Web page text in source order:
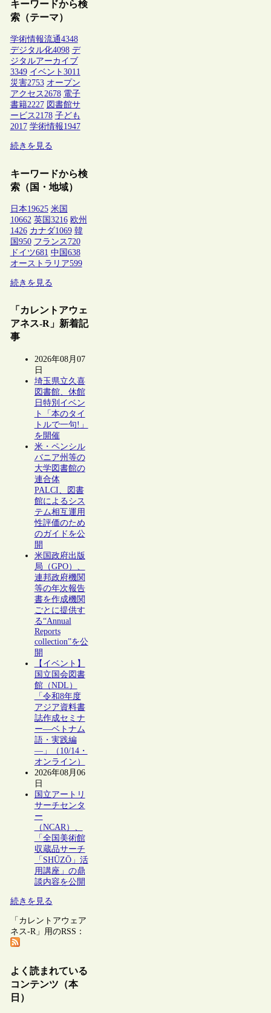
キーワードから検
索（テーマ）
学術情報流通4348
デジタル化4098 デ
ジタルアーカイブ
3349 イベント 3011
災害2753 オープン
アクセス2678 電子
書籍2227 図書館サ
ービス2178 子ども
2017 学術情報1947
続きを見る
キーワードから検
索（国・地域）
日本19625 米国
10662 英国 3216 欧州
1426 カナダ1069 韓
国 950 フランス 720
ドイツ681 中国 638
オーストラリア599
続きを見る
「カレントアウェ
アネス-R」新着記
事
2026年08月07
日
埼玉県立久喜
図書館、休館
日特別イベン
ト「本のタイ
トルで一句!」
を開催
米・ペンシル
バニア州等の
大学図書館の
連合体
PALCI、図書
館によるシス
テム相互運用
性評価のため
のガイドを公
開
米国政府出版
局（GPO）、
連邦政府機関
等の年次報告
書を作成機関
ごとに提供す
る“Annual
Reports
collection”を公
開
【イベント】
国立国会図書
館（NDL）
「令和8年度
アジア資料書
誌作成セミナ
ー―ベトナム
語・実践編
―」（10/14・
オンライン）
2026年08月06
日
国立アートリ
サーチセンタ
ー
（NCAR）、
「全国美術館
収蔵品サーチ
「SHŪZŌ」活
用講座」の鼎
談内容を公開
続きを見る
「カレントアウェア
ネス-R」用のRSS：
よく読まれている
コンテンツ（本
日）